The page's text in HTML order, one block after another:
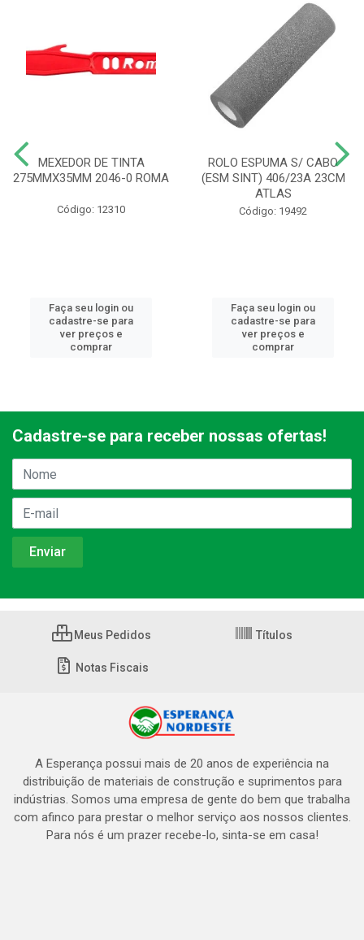
MEXEDOR DE TINTA
275MMX35MM 2046-0 ROMA
Código: 12310
Faça seu login ou
cadastre-se para
ver preços e
comprar
ROLO ESPUMA S/ CABO
(ESM SINT) 406/23A 23CM
ATLAS
Código: 19492
Faça seu login ou
cadastre-se para
ver preços e
comprar
Cadastre-se para receber nossas ofertas!
Meus Pedidos Títulos
Notas Fiscais
A Esperança possui mais de 20 anos de experiência na
distribuição de materiais de construção e suprimentos para
indústrias. Somos uma empresa de gente do bem que trabalha
com afinco para prestar o melhor serviço aos nossos clientes.
Para nós é um prazer recebe-lo, sinta-se em casa!